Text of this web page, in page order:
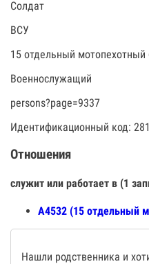
Солдат
ВСУ
15 отдельный
Военнослужащий
persons?page=9337
Идентификационный код:
Отношения
служит или работает в (1
А4532 (15 отдельный
Нашли родственника и